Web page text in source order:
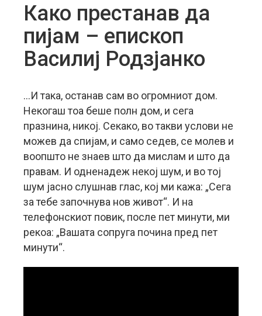
Како престанав да
пијам – епископ
Василиј Родзјанко
…И така, останав сам во огромниот дом.
Некогаш тоа беше полн дом, и сега
празнина, никој. Секако, во такви услови не
можев да спијам, и само седев, се молев и
воопшто не знаев што да мислам и што да
правам. И одненадеж некој шум, и во тој
шум јасно слушнав глас, кој ми кажа: „Сега
за тебе започнува нов живот“. И на
телефонскиот повик, после пет минути, ми
рекоа: „Вашата сопруга почина пред пет
минути“.